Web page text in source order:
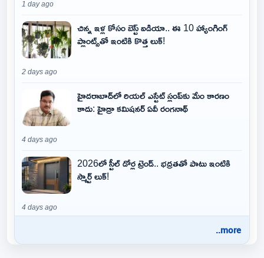
1 day ago
చిన్న ఇళ్ల కోసం బెస్ట్ ఐడియా.. ఈ 10 హ్యాంగింగ్
ప్లాంట్స్‌తో ఇంటికి కొత్త లుక్!
2 days ago
హైదరాబాద్‌లో రియల్ ఎస్టేట్ స్లంప్‌కు మేం కారణం
కాదు: హైడ్రా కమిషనర్ ఏవీ రంగనాథ్
4 days ago
2026లో స్టీల్ డోర్ల ట్రెండ్.. భద్రతతో పాటు ఇంటికి
స్మార్ట్ లుక్!
4 days ago
..more